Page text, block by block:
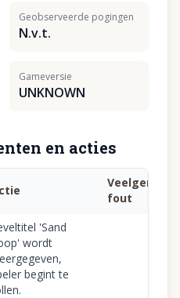
Geobserveerde pogingen
N.v.t.
Gameversie
UNKNOWN
en acties
fout
'Sand
wordt
begint te